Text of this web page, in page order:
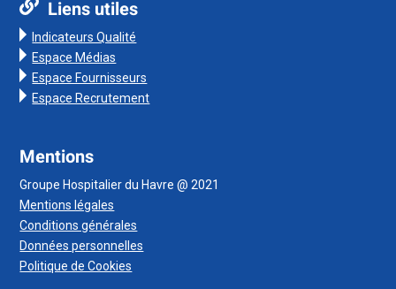
Liens utiles
Indicateurs Qualité
Espace Médias
Espace Fournisseurs
Espace Recrutement
Mentions
Groupe Hospitalier du Havre @ 2021
Mentions légales
Conditions générales
Données personnelles
Politique de Cookies